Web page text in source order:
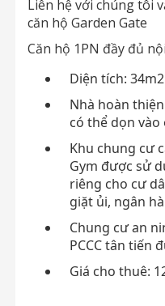
Liên hệ với chúng tôi
căn hộ Garden Gate
Căn hộ 1PN đầy đủ
Diện tích: 34m2
Nhà hoàn
có thể dọn vào
Khu chung cư
Gym được sử
riêng cho cư
giặt ủi, ngân
Chung cư an
PCCC tân tiến
Giá cho thuê: